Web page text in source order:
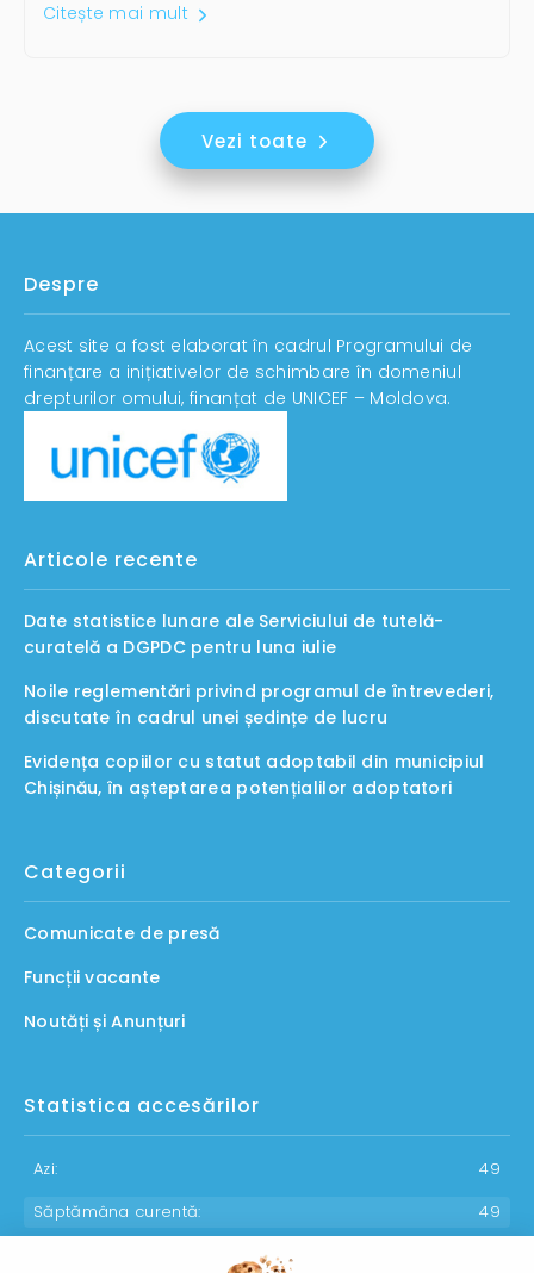
Citește mai mult
Vezi toate
Despre
Acest site a fost elaborat în cadrul Programului de
finanțare a inițiativelor de schimbare în domeniul
drepturilor omului, finanțat de UNICEF – Moldova.
Articole recente
Date statistice lunare ale Serviciului de tutelă-
curatelă a DGPDC pentru luna iulie
Noile reglementări privind programul de întrevederi,
discutate în cadrul unei ședințe de lucru
Evidența copiilor cu statut adoptabil din municipiul
Chișinău, în așteptarea potențialilor adoptatori
Categorii
Comunicate de presă
Funcții vacante
Noutăți și Anunțuri
Statistica accesărilor
Azi:
49
Săptămâna curentă:
49